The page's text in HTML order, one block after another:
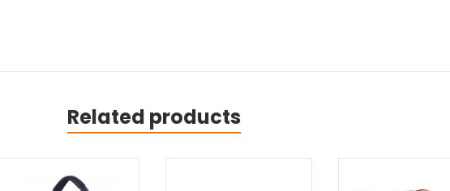
Related products